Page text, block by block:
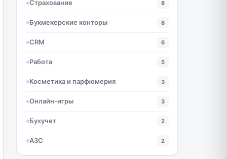
Страхование 8
Букмекерские конторы 8
CRM 6
Работа 5
Косметика и парфюмерия 3
Онлайн-игры 3
Бухучет 2
АЗС 2